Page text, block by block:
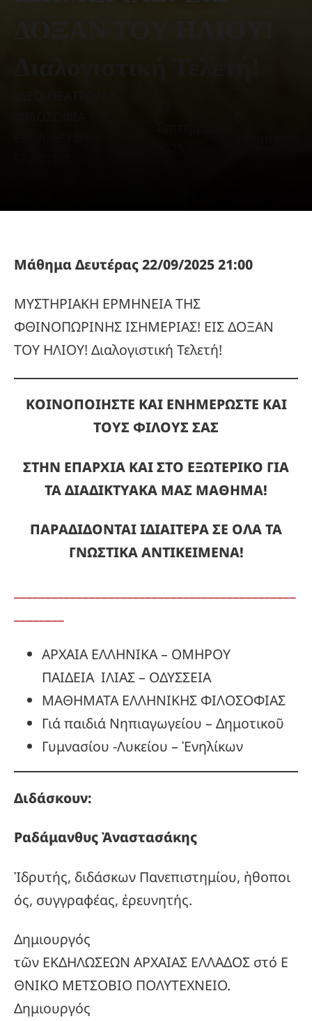
Μάθημα Δευτέρας 22/09/2025 21:00
ΜΥΣΤΗΡΙΑΚΗ ΕΡΜΗΝΕΙΑ ΤΗΣ
ΦΘΙΝΟΠΩΡΙΝΗΣ ΙΣΗΜΕΡΙΑΣ! ΕΙΣ ΔΟΞΑΝ
ΤΟΥ ΗΛΙΟΥ! Διαλογιστική Τελετή!
ΚΟΙΝΟΠΟΙΗΣΤΕ ΚΑΙ ΕΝΗΜΕΡΩΣΤΕ ΚΑΙ
ΤΟΥΣ ΦΙΛΟΥΣ ΣΑΣ
ΣΤΗΝ ΕΠΑΡΧΙΑ ΚΑΙ ΣΤΟ ΕΞΩΤΕΡΙΚΟ ΓΙΑ
ΤΑ ΔΙΑΔΙΚΤΥΑΚΑ ΜΑΣ ΜΑΘΗΜΑ!
ΠΑΡΑΔΙΔΟΝΤΑΙ ΙΔΙΑΙΤΕΡΑ ΣΕ ΟΛΑ ΤΑ
ΓΝΩΣΤΙΚΑ ΑΝΤΙΚΕΙΜΕΝΑ!
ΑΡΧΑΙΑ ΕΛΛΗΝΙΚΑ – ΟΜΗΡΟΥ
ΠΑΙΔΕΙΑ ΙΛΙΑΣ – ΟΔΥΣΣΕΙΑ
ΜΑΘΗΜΑΤΑ ΕΛΛΗΝΙΚΗΣ ΦΙΛΟΣΟΦΙΑΣ
Γιά παιδιά Νηπιαγωγείου – Δημοτικοῦ
Γυμνασίου -Λυκείου – Ἐνηλίκων
Διδάσκουν:
ΡαδάμανθυςἈναστασάκης
Ἰδρυτής, διδάσκων Πανεπιστημίου, ἠθοποι
ός, συγγραφέας, ἐρευνητής.
Δημιουργός
τῶν ΕΚΔΗΛΩΣΕΩΝ ΑΡΧΑΙΑΣ ΕΛΛΑΔΟΣ στό Ε
ΘΝΙΚΟ ΜΕΤΣΟΒΙΟ ΠΟΛΥΤΕΧΝΕΙΟ.
Δημιουργός